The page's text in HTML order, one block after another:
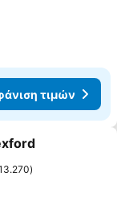
τιμών
αγαπημένα